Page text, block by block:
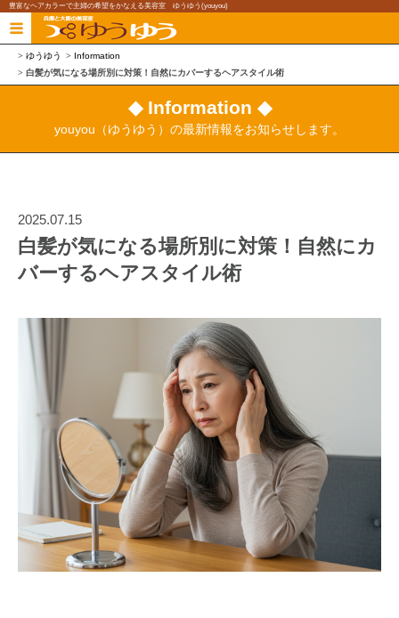
豊富なヘアカラーで主婦の希望をかなえる美容室 ゆうゆう(youyou)
ゆうゆう
Information
白髪が気になる場所別に対策！自然にカバーするヘアスタイル術
◆ Information ◆
youyou（ゆうゆう）の最新情報をお知らせします。
2025.07.15
白髪が気になる場所別に対策！自然にカ
バーするヘアスタイル術